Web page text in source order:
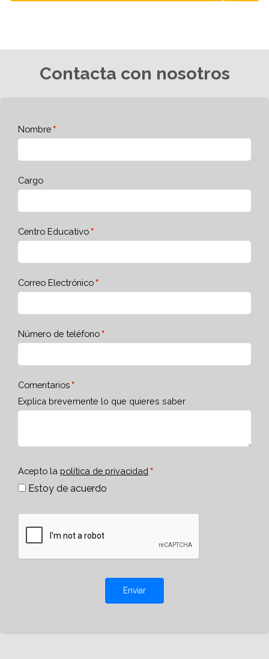
Contacta con nosotros
Nombre
Cargo
Centro Educativo
Correo Electrónico
Número de teléfono
Comentarios
Explica brevemente lo que quieres saber
Acepto la política de privacidad
Estoy de acuerdo
Enviar